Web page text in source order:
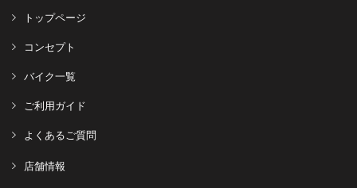
トップページ
コンセプト
バイク一覧
ご利用ガイド
よくあるご質問
店舗情報